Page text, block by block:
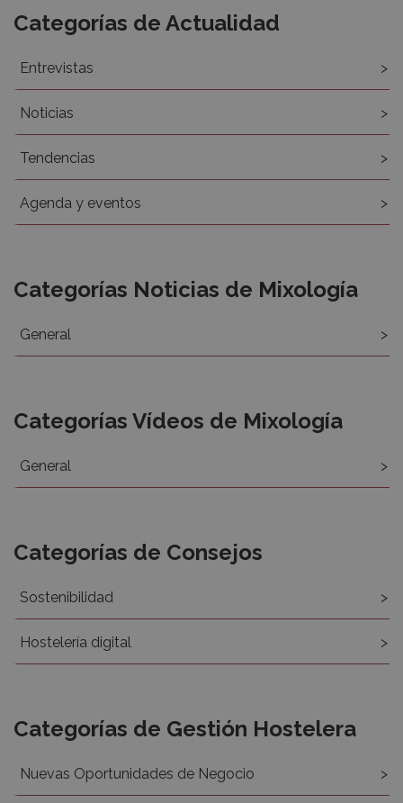
Categorías de Actualidad
Entrevistas
Noticias
Tendencias
Agenda y eventos
Categorías Noticias de Mixología
General
Categorías Vídeos de Mixología
General
Categorías de Consejos
Sostenibilidad
Hostelería digital
Categorías de Gestión Hostelera
Nuevas Oportunidades de Negocio